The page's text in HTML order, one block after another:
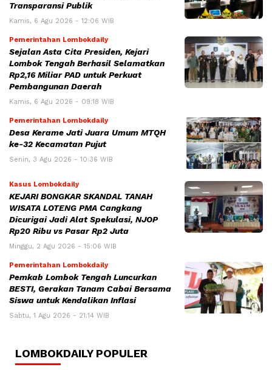
Transparansi Publik
Kamis, 6 Agu 2026 - 12:06 WIB
Pemerintahan Lombokdaily
Sejalan Asta Cita Presiden, Kejari
Lombok Tengah Berhasil Selamatkan
Rp2,16 Miliar PAD untuk Perkuat
Pembangunan Daerah
Kamis, 6 Agu 2026 - 09:18 WIB
Pemerintahan Lombokdaily
Desa Kerame Jati Juara Umum MTQH
ke-32 Kecamatan Pujut
Senin, 3 Agu 2026 - 10:36 WIB
Kasus Lombokdaily
KEJARI BONGKAR SKANDAL TANAH
WISATA LOTENG PMA Cangkang
Dicurigai Jadi Alat Spekulasi, NJOP
Rp20 Ribu vs Pasar Rp2 Juta
Minggu, 2 Agu 2026 - 15:06 WIB
Pemerintahan Lombokdaily
Pemkab Lombok Tengah Luncurkan
BESTI, Gerakan Tanam Cabai Bersama
Siswa untuk Kendalikan Inflasi
Sabtu, 1 Agu 2026 - 21:14 WIB
LOMBOKDAILY POPULER